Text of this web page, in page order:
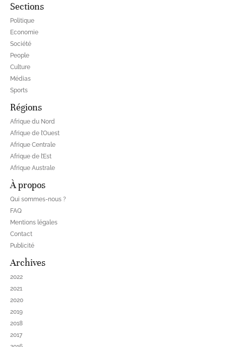
Sections
Politique
Economie
Société
People
Culture
Médias
Sports
Régions
Afrique du Nord
Afrique de l’Ouest
Afrique Centrale
Afrique de l’Est
Afrique Australe
À propos
Qui sommes-nous ?
FAQ
Mentions légales
Contact
Publicité
Archives
2022
2021
2020
2019
2018
2017